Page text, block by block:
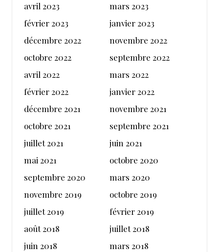
avril 2023
mars 2023
février 2023
janvier 2023
décembre 2022
novembre 2022
octobre 2022
septembre 2022
avril 2022
mars 2022
février 2022
janvier 2022
décembre 2021
novembre 2021
octobre 2021
septembre 2021
juillet 2021
juin 2021
mai 2021
octobre 2020
septembre 2020
mars 2020
novembre 2019
octobre 2019
juillet 2019
février 2019
août 2018
juillet 2018
juin 2018
mars 2018